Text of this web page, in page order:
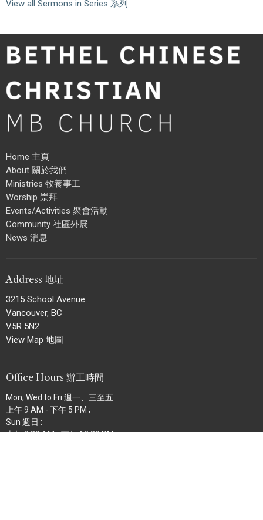
View all Sermons in Series 系列
Home 主頁
About 關於我們
Ministries 牧養事工
Worship 崇拜
Events/Activities 聚會活動
Community 社區外展
News 消息
Address 地址
3215 School Avenue
Vancouver, BC
V5R 5N2
View Map 地圖
Office Hours 辦工時間
Mon, Wed to Fri 週一、三至五 :
上午 9 AM - 下午 5 PM ;
Sun 週日 :
上午 8:30 AM - 下午 12:30 PM